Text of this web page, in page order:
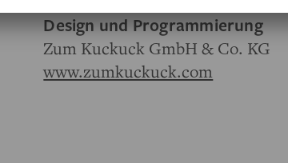
Design und Programmierung
Zum Kuckuck GmbH & Co. KG
www.zumkuckuck.com